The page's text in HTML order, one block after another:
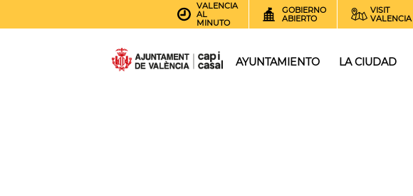
VALENCIA
AL
MINUTO
GOBIERNO
ABIERTO
VISIT
VALENCIA
AYUNTAMIENTO LA CIUDAD